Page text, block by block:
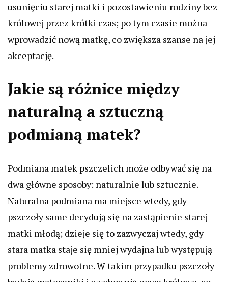
usunięciu starej matki i pozostawieniu rodziny bez
królowej przez krótki czas; po tym czasie można
wprowadzić nową matkę, co zwiększa szanse na jej
akceptację.
Jakie są różnice między
naturalną a sztuczną
podmianą matek?
Podmiana matek pszczelich może odbywać się na
dwa główne sposoby: naturalnie lub sztucznie.
Naturalna podmiana ma miejsce wtedy, gdy
pszczoły same decydują się na zastąpienie starej
matki młodą; dzieje się to zazwyczaj wtedy, gdy
stara matka staje się mniej wydajna lub występują
problemy zdrowotne. W takim przypadku pszczoły